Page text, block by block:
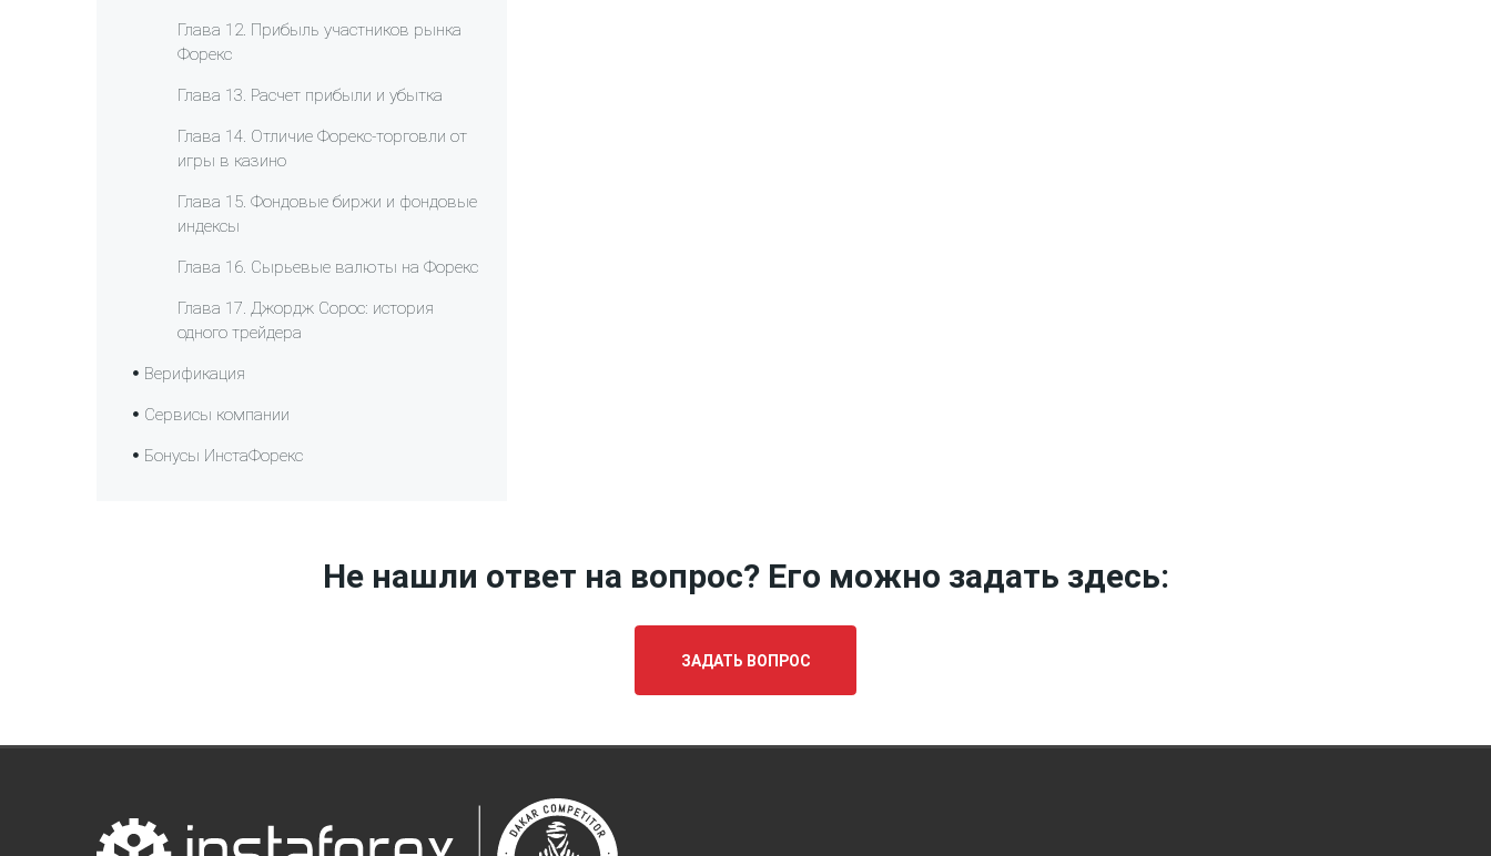
Глава 12. Прибыль участников рынка
Форекс
Глава 13. Расчет прибыли и убытка
Глава 14. Отличие Форекс-торговли от
игры в казино
Глава 15. Фондовые биржи и фондовые
индексы
Глава 16. Сырьевые валюты на Форекс
Глава 17. Джордж Сорос: история
одного трейдера
Верификация
Сервисы компании
Бонусы ИнстаФорекс
Не нашли ответ на вопрос? Его можно задать здесь:
ЗАДАТЬ ВОПРОС